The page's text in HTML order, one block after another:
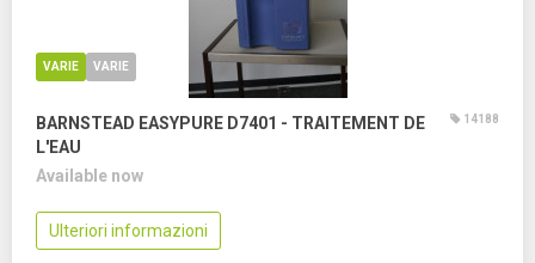
VARIE VARIE
BARNSTEAD EASYPURE D7401 - TRAITEMENT DE
L'EAU
14188
Available now
Ulteriori informazioni